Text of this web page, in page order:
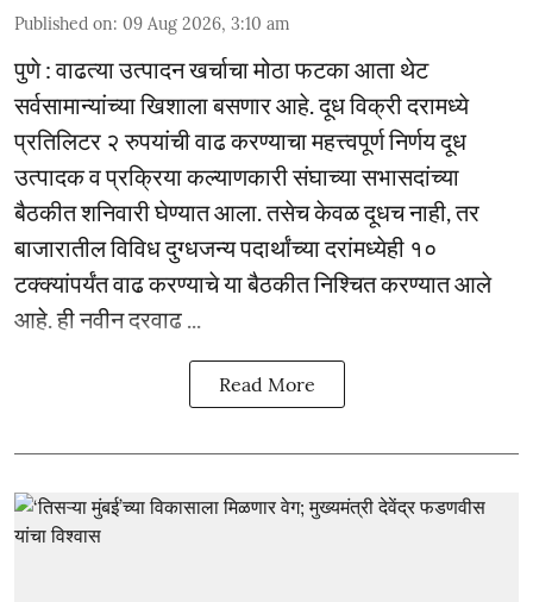
Published on: 09 Aug 2026, 3:10 am
पुणे : वाढत्या उत्पादन खर्चाचा मोठा फटका आता थेट
सर्वसामान्यांच्या खिशाला बसणार आहे. दूध विक्री दरामध्ये
प्रतिलिटर २ रुपयांची वाढ करण्याचा महत्त्वपूर्ण निर्णय दूध
उत्पादक व प्रक्रिया कल्याणकारी संघाच्या सभासदांच्या
बैठकीत शनिवारी घेण्यात आला. तसेच केवळ दूधच नाही, तर
बाजारातील विविध दुग्धजन्य पदार्थांच्या दरांमध्येही १०
टक्क्यांपर्यंत वाढ करण्याचे या बैठकीत निश्चित करण्यात आले
आहे. ही नवीन दरवाढ ...
Read More